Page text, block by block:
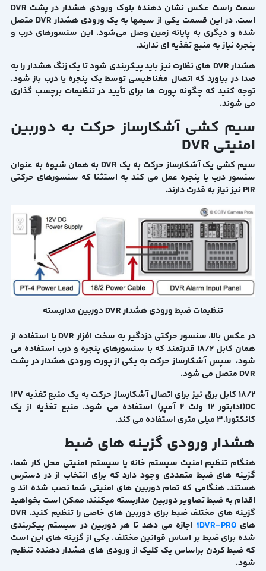
سمت راست عکس نشان دهنده بلوک ورودی هشدار در پشت DVR
است. در این قسمت یکی از سیمها به یک ورودی هشدار DVR متصل
شده و دیگری به پایانه زمین وصل می‌شود. این سنسورهای درب و
پنجره نیاز به منبع تغذیه ای ندارند.
هشدار DVR های نظارت نیز باید پیکربندی شود تا یک زنگ هشدار را به
صدا در بیاورد که اتصال مغناطیسی توسط یک پنجره یا درب باز شود.
توجه کنید که چگونه پورت ها برای تأیید در تنظیمات برچسب گذاری
می شوند.
سیم کشی آشکارساز حرکت به دوربین
امنیتی DVR
سیم کشی یک آشکارساز حرکت به یک DVR به همان شیوه به عنوان
سنسور درب یا پنجره عمل می کند به استثنا که سنسورهای حرکتی
PIR نیز نیاز به قدرت دارند.
تنظیمات ضبط ورودی هشدار DVR دوربین مداربسته
در عکس بالا، سنسور حرکتی دزدگیر به سخت افزار DVR با استفاده از
همان کابل 18/2 قدرتمند که با سنسورهای پنجره و درب استفاده می
شود، سپس آشکارساز حرکت به یکی از پورت ورودی هشدار در پشت
DVR متصل می شود.
18/2 کابل برق نیز برای اتصال آشکارساز حرکت به یک منبع تغذیه 12V
DC(ادابتور 12 ولت 2 آمپر) استفاده می شود. منبع تغذیه از یک
کانکتور3.1 میلی متری استفاده می کند.
هشدار ورودی گزینه های ضبط
هنگام تنظیم امنیت سیستم خانه یا سیستم امنیتی محل کار شما،
گزینه های ضبط متعددی وجود دارد که برای انتخاب از در دسترس
هستند. هنگامی که تمام دوربین های امنیتی شما نصب شده اند و
اقدام به ضبط تصاویر دوربین مداربسته میکنند، ممکن است بخواهید
گزینه های مختلف ضبط برای دوربین های خاصی را تنظیم کنید. DVR
های iDVR-PRO اجازه می دهد تا هر دوربین در سیستم پیکربندی
شده برای ضبط بر اساس قوانین مختلف. یکی از گزینه های این است
که ضبط کردن براساس یک کلیک از ورودی های هشدار دهنده تنظیم
شود.